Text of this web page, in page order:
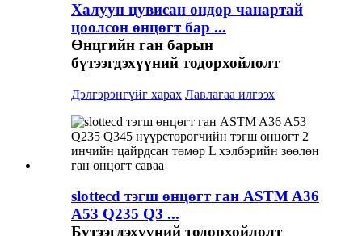
Халуун цувисан өндөр чанартай
цоолсон өнцөгт бар ...
Өнцгийн ган барын
бүтээгдэхүүний тодорхойлолт
Дэлгэрэнгүйг харах Лавлагаа илгээх
slottecd тэгш өнцөгт ган ASTM A36
A53 Q235 Q3 ...
Бүтээгдэхүүний тодорхойлолт